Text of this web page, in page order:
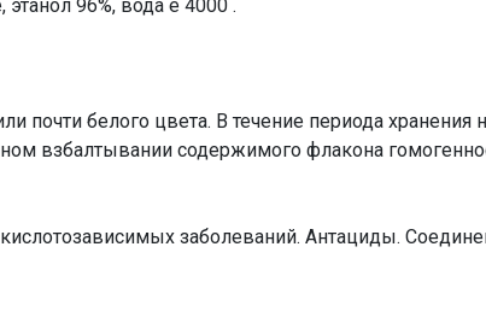
96%, вода е 4000 .
почти белого цвета. В течение периода хранения
взбалтывании содержимого флакона
заболеваний. Антациды.